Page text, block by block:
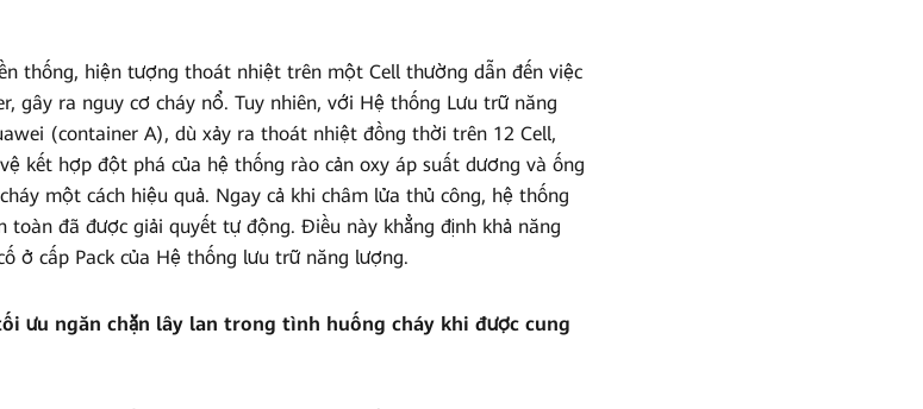
thống, hiện tượng thoát nhiệt trên một Cell thường dẫn đến việc
gây ra nguy cơ cháy nổ. Tuy nhiên, với Hệ thống Lưu trữ năng
(container A), dù xảy ra thoát nhiệt đồng thời trên 12 Cell,
kết hợp đột phá của hệ thống rào cản oxy áp suất dương và ống
một cách hiệu quả. Ngay cả khi châm lửa thủ công, hệ thống
toàn đã được giải quyết tự động. Điều này khẳng định khả năng
ở cấp Pack của Hệ thống lưu trữ năng lượng.
ưu ngăn chặn lây lan trong tình huống cháy khi được cung